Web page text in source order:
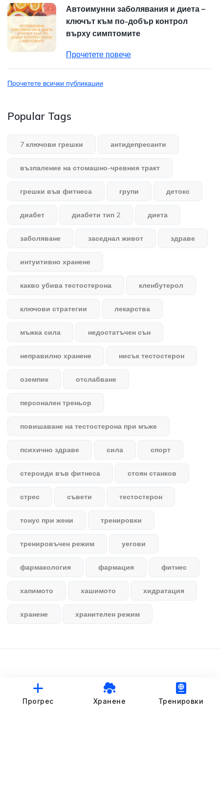
Автоимунни заболявания и диета –
ключът към по-добър контрол
върху симптомите
Прочетете повече
Прочетете всички публикации
Popular Tags
7 ключови грешки антидепресанти
възпаление на стомашно-чревния тракт
грешки във фитнеса групи детокс
диабет диабети тип 2 диета
заболяване заседнал живот здраве
интуитивно хранене
какво убива тестостерона кленбутерол
ключови стратегии лекарства
мъжка сила недостатъчен сън
неправилно хранене нисък тестостерон
оземпик отслабване
персонален треньор
повишаване на тестостерона при мъже
психично здраве сила спорт
стероиди във фитнеса стоян станков
стрес съвети тестостерон
тонус при жени тренировки
тренировъчен режим уегови
фармакология фармация фитнес
хапимото хашимото хидратация
хранене хранителен режим
© StankovFit Progress App | 2025
Прогрес Хранене Тренировки